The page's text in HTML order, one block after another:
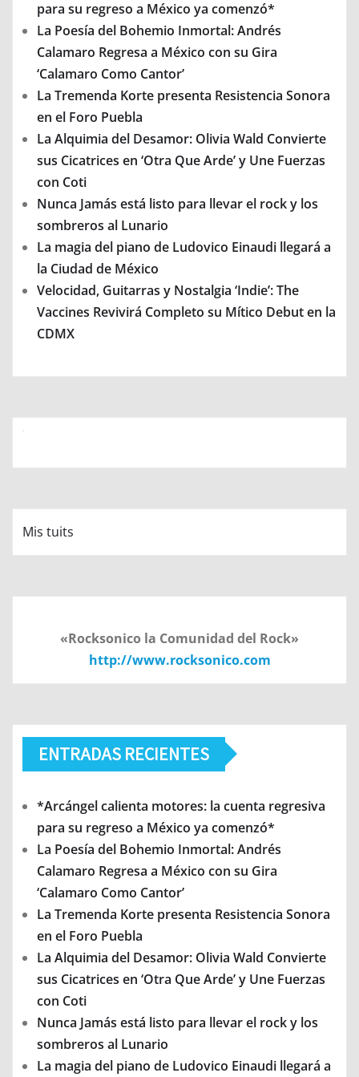
para su regreso a México ya comenzó*
La Poesía del Bohemio Inmortal: Andrés
Calamaro Regresa a México con su Gira
‘Calamaro Como Cantor’
La Tremenda Korte presenta Resistencia Sonora
en el Foro Puebla
La Alquimia del Desamor: Olivia Wald Convierte
sus Cicatrices en ‘Otra Que Arde’ y Une Fuerzas
con Coti
Nunca Jamás está listo para llevar el rock y los
sombreros al Lunario
La magia del piano de Ludovico Einaudi llegará a
la Ciudad de México
Velocidad, Guitarras y Nostalgia ‘Indie’: The
Vaccines Revivirá Completo su Mítico Debut en la
CDMX
Mis tuits
«Rocksonico la Comunidad del Rock»
http://www.rocksonico.com
ENTRADAS RECIENTES
*Arcángel calienta motores: la cuenta regresiva
para su regreso a México ya comenzó*
La Poesía del Bohemio Inmortal: Andrés
Calamaro Regresa a México con su Gira
‘Calamaro Como Cantor’
La Tremenda Korte presenta Resistencia Sonora
en el Foro Puebla
La Alquimia del Desamor: Olivia Wald Convierte
sus Cicatrices en ‘Otra Que Arde’ y Une Fuerzas
con Coti
Nunca Jamás está listo para llevar el rock y los
sombreros al Lunario
La magia del piano de Ludovico Einaudi llegará a